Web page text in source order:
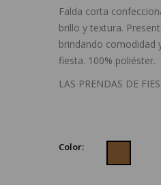
Falda corta
brillo y textura.
brindando comodidad
fiesta. 100% poliéster.
LAS PRENDAS DE
Color: